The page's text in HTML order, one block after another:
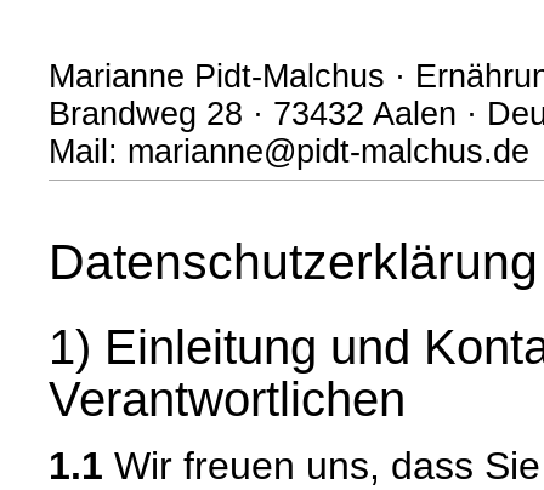
Marianne Pidt-Malchus ·
Brandweg 28 · 73432 Aalen ·
Mail: marianne@pidt-malchus.de
Datenschutzerklärung
1) Einleitung und
Verantwortlichen
1.1 Wir freuen uns, dass